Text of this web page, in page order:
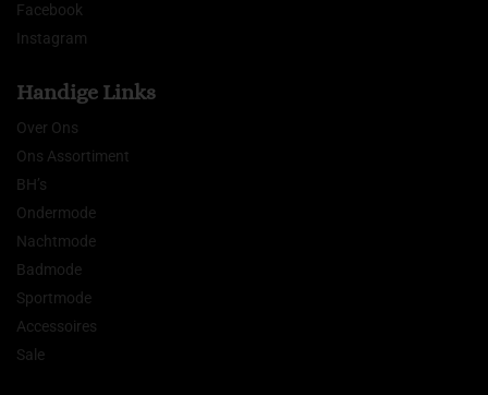
Facebook
Instagram
Handige Links
Over Ons
Ons Assortiment
BH’s
Ondermode
Nachtmode
Badmode
Sportmode
Accessoires
Sale